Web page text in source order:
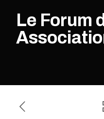
Le Forum